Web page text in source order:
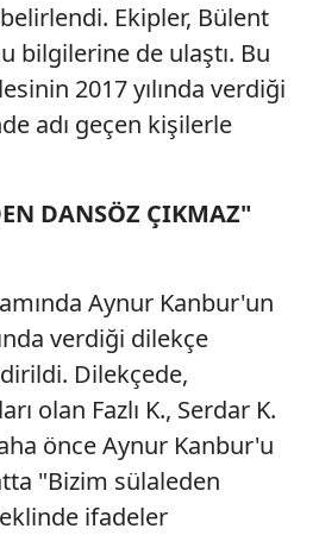
Ekipler, Bülent
bilgilerine de ulaştı. Bu
2017 yılında verdiği
adı geçen kişilerle
DANSÖZ ÇIKMAZ"
Aynur Kanbur'un
verdiği dilekçe
Dilekçede,
olan Fazlı K., Serdar K.
önce Aynur Kanbur'u
"Bizim sülaleden
ifadeler